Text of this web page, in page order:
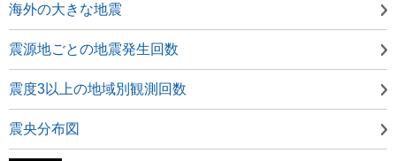
海外の大きな地震
震源地ごとの地震発生回数
震度3以上の地域別観測回数
震央分布図